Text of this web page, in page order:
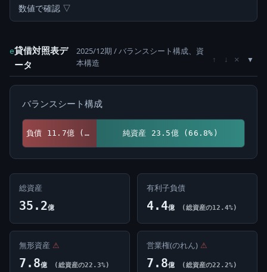
数値で確認 ▽
e貸借対照表デ
ータ
2025/12期 / バランスシート構成、資
本構造
↑ ↓ ×
バランスシート構成
負債 11.7億 (33.2%) 純資産 23.5億 (66.8%)
総資産
35.2億
有利子負債
4.4億 (総資産の12.4%)
無形資産 ⚠
7.8億 (総資産の22.3%)
営業権(のれん) ⚠
7.8億 (総資産の22.2%)